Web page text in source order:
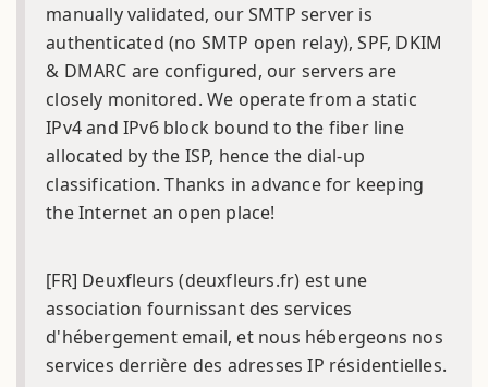
manually validated, our SMTP server is
authenticated (no SMTP open relay), SPF, DKIM
& DMARC are configured, our servers are
closely monitored. We operate from a static
IPv4 and IPv6 block bound to the fiber line
allocated by the ISP, hence the dial-up
classification. Thanks in advance for keeping
the Internet an open place!
[FR] Deuxfleurs (deuxfleurs.fr) est une
association fournissant des services
d'hébergement email, et nous hébergeons nos
services derrière des adresses IP résidentielles.